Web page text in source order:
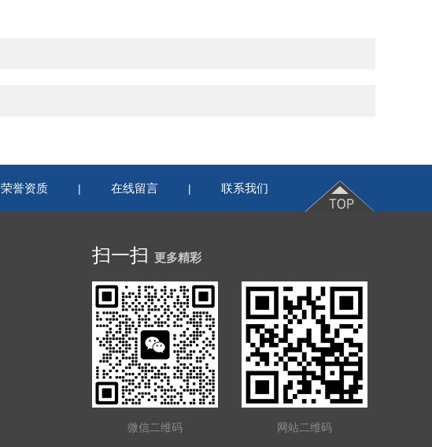
荣誉资质 | 在线留言 | 联系我们
扫一扫 更多精彩
微信二维码 网站二维码